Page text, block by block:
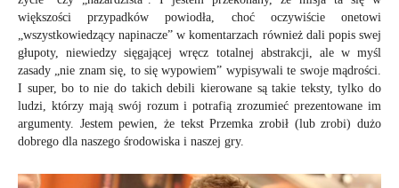
większości przypadków powiodła, choć oczywiście onetowi
„wszystkowiedzący napinacze” w komentarzach również dali popis swej
głupoty, niewiedzy sięgającej wręcz totalnej abstrakcji, ale w myśl
zasady „nie znam się, to się wypowiem” wypisywali te swoje mądrości.
I super, bo to nie do takich debili kierowane są takie teksty, tylko do
ludzi, którzy mają swój rozum i potrafią zrozumieć prezentowane im
argumenty. Jestem pewien, że tekst Przemka zrobił (lub zrobi) dużo
dobrego dla naszego środowiska i naszej gry.